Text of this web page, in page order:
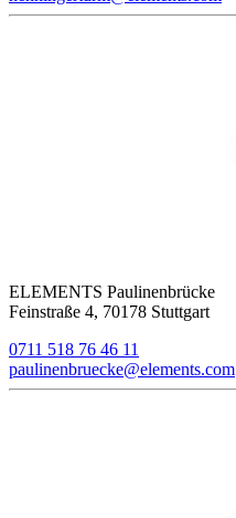
ELEMENTS Paulinenbrücke
Feinstraße 4, 70178 Stuttgart
0711 518 76 46 11
paulinenbruecke@elements.com